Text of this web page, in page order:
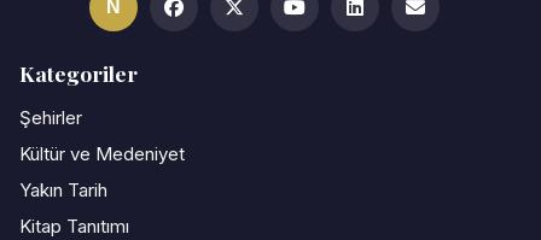
N
Kategoriler
Şehirler
Kültür ve Medeniyet
Yakın Tarih
Kitap Tanıtımı